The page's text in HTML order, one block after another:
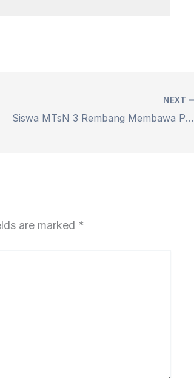
NEXT
Siswa MTsN 3 Rembang Membawa Pulang Medali IISO
are marked *